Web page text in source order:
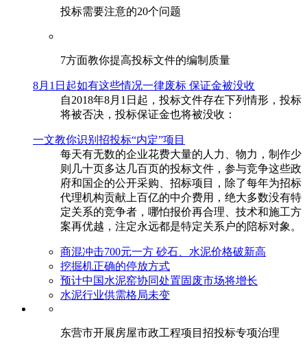
投标需要注意的20个问题
​7方面教你提高投标文件的编制质量
8月1日起如有这些情况一律废标 保证金被没收
自2018年8月1日起，投标文件存在下列情形，投标
将被否决，投标保证金也将被没收：
一文教你识别招投标“内定”项目
每天有无数的企业花费大量的人力、物力，制作少
则几十页多达几百页的投标文件，参与竞争这些政
府和国企的公开采购、招标项目，除了每年为招标
代理机构贡献上百亿的中介费用，绝大多数没有特
定关系的竞争者，哪怕报价再合理、技术和施工方
案再优越，注定永远都是特定关系户的陪标对象。
商混冲击700元一方 砂石、水泥价格破新高
挖掘机正确的停放方式
预计中国水泥窑协同处置固废市场将增长
水泥行业供需格局未变
东营市开展房屋市政工程项目招投标专项治理